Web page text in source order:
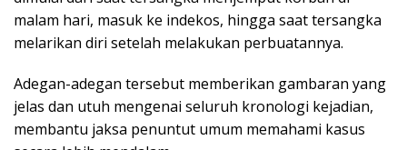
malam hari, masuk ke indekos, hingga saat tersangka
melarikan diri setelah melakukan perbuatannya.
Adegan-adegan tersebut memberikan gambaran yang
jelas dan utuh mengenai seluruh kronologi kejadian,
membantu jaksa penuntut umum memahami kasus